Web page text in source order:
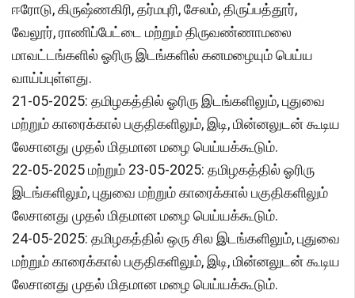
ஈரோடு, கிருஷ்ணகிரி, தர்மபுரி, சேலம், திருப்பத்தூர்,
வேலூர், ராணிப்பேட்டை மற்றும் திருவண்ணாமலை
மாவட்டங்களில் ஓரிரு இடங்களில் கனமழையும் பெய்ய
வாய்ப்புள்ளது.
21-05-2025: தமிழகத்தில் ஓரிரு இடங்களிலும், புதுவை
மற்றும் காரைக்கால் பகுதிகளிலும், இடி, மின்னலுடன் கூடிய
லேசானது முதல் மிதமான மழை பெய்யக்கூடும்.
22-05-2025 மற்றும் 23-05-2025: தமிழகத்தில் ஓரிரு
இடங்களிலும், புதுவை மற்றும் காரைக்கால் பகுதிகளிலும்
லேசானது முதல் மிதமான மழை பெய்யக்கூடும்.
24-05-2025: தமிழகத்தில் ஒரு சில இடங்களிலும், புதுவை
மற்றும் காரைக்கால் பகுதிகளிலும், இடி, மின்னலுடன் கூடிய
லேசானது முதல் மிதமான மழை பெய்யக்கூடும்.